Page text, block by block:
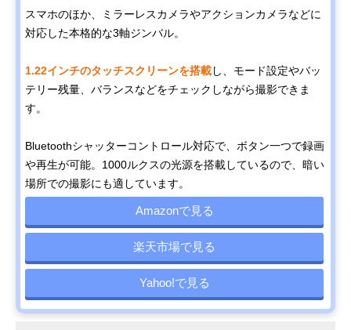
スマホのほか、ミラーレスカメラやアクションカメラなどに
対応した本格的な3軸ジンバル。
1.22インチのタッチスクリーンを搭載し、モード設定やバッ
テリー残量、バランスなどをチェックしながら撮影できま
す。
Bluetoothシャッターコントロール対応で、ボタン一つで録画
や再生が可能。1000ルクスの光源を搭載しているので、暗い
場所での撮影にも適しています。
Amazonで見る
楽天市場で見る
Yahoo!で見る